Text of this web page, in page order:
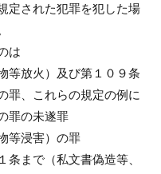
定された犯罪を犯した場
は
等放火）及び第１０９条
罪、これらの規定の例に
罪の未遂罪
等浸害）の罪
条まで（私文書偽造等、